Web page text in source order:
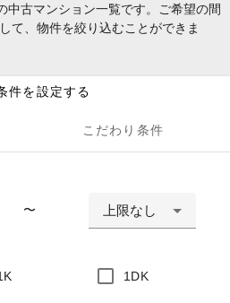
中古マンション一覧です。ご希望の間
て、物件を絞り込むことができま
件を設定する
こだわり条件
〜 上限なし
1DK